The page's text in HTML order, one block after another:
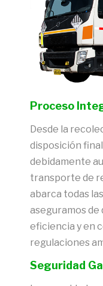
Proceso
Desde la
disposición
debidamente
transporte de
abarca todas
aseguramos de
eficiencia y en
regulaciones
Seguridad